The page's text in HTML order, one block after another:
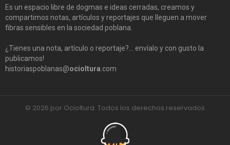
Es un espacio libre de dogmas e ideas cerradas, creamos y
compartimos notas, artículos y reportajes que lleguen a mover
fibras sensibles en la sociedad poblana.
¿Tienes una nota, artículo o reportaje?… envíalo y con gusto la
publicamos!
historiaspoblanas@ocioltura.com
© 2026 por Ocioltura. Todos los derechos reservados